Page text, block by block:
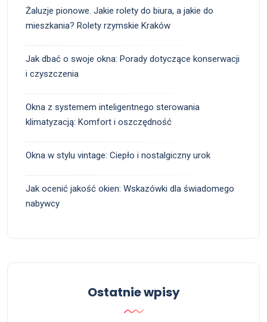
Żaluzje pionowe. Jakie rolety do biura, a jakie do
mieszkania? Rolety rzymskie Kraków
Jak dbać o swoje okna: Porady dotyczące konserwacji
i czyszczenia
Okna z systemem inteligentnego sterowania
klimatyzacją: Komfort i oszczędność
Okna w stylu vintage: Ciepło i nostalgiczny urok
Jak ocenić jakość okien: Wskazówki dla świadomego
nabywcy
Ostatnie wpisy